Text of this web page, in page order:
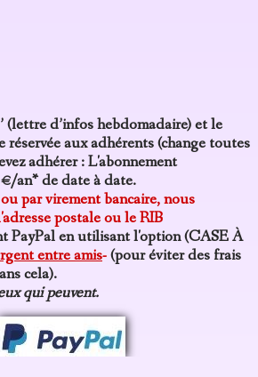
(lettre d’infos hebdomadaire) et le
réservée aux adhérents (change toutes
adhérer : L'abonnement
an* de date à date.
par virement bancaire, nous
postale ou le RIB
PayPal en utilisant l'option (CASE À
entre amis-(pour éviter des frais
cela).
qui peuvent.